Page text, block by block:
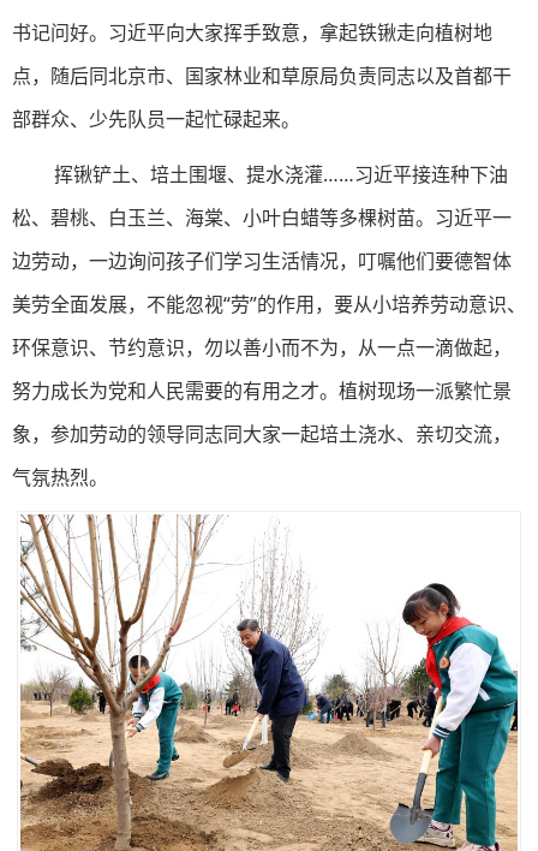
书记问好。习近平向大家挥手致意，拿起铁锹走向植树地
点，随后同北京市、国家林业和草原局负责同志以及首都干
部群众、少先队员一起忙碌起来。
挥锹铲土、培土围堰、提水浇灌……习近平接连种下油
松、碧桃、白玉兰、海棠、小叶白蜡等多棵树苗。习近平一
边劳动，一边询问孩子们学习生活情况，叮嘱他们要德智体
美劳全面发展，不能忽视“劳”的作用，要从小培养劳动意识、
环保意识、节约意识，勿以善小而不为，从一点一滴做起，
努力成长为党和人民需要的有用之才。植树现场一派繁忙景
象，参加劳动的领导同志同大家一起培土浇水、亲切交流，
气氛热烈。